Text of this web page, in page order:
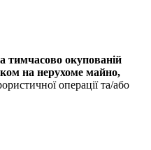
тимчасово окупованій
на нерухоме майно,
операції та/або